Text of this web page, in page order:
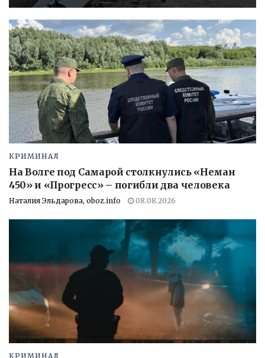
КРИМИНАЛ
На Волге под Самарой столкнулись «Неман
450» и «Прогресс» – погибли два человека
Наталия Эльдарова, oboz.info 08.08.2026
КРИМИНАЛ